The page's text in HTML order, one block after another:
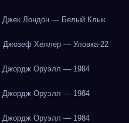
Джек Лондон — Белый Клык
Джозеф Хеллер — Уловка-22
Джордж Оруэлл — 1984
Джордж Оруэлл — 1984
Джордж Оруэлл — 1984